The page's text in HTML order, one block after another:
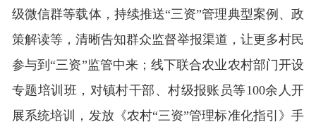
级微信群等载体，持续推送“三资”管理典型案例、政
策解读等，清晰告知群众监督举报渠道，让更多村民
参与到“三资”监管中来；线下联合农业农村部门开设
专题培训班，对镇村干部、村级报账员等100余人开
展系统培训，发放《农村“三资”管理标准化指引》手